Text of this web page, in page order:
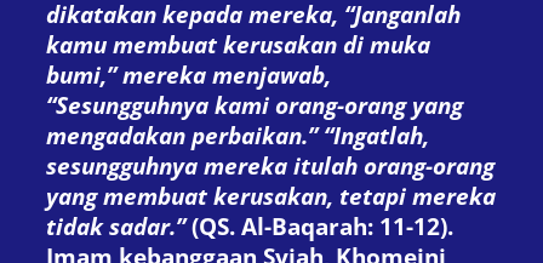
dikatakan kepada mereka, “Janganlah
kamu membuat kerusakan di muka
bumi,” mereka menjawab,
“Sesungguhnya kami orang-orang yang
mengadakan perbaikan.” “Ingatlah,
sesungguhnya mereka itulah orang-orang
yang membuat kerusakan, tetapi mereka
tidak sadar.”(QS. Al-Baqarah: 11-12).
Imam kebanggaan Syiah, Khomeini